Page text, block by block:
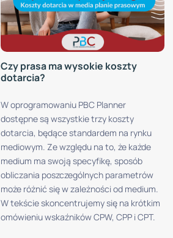
Czy prasa ma wysokie koszty
dotarcia?
W oprogramowaniu PBC Planner
dostępne są wszystkie trzy koszty
dotarcia, będące standardem na rynku
mediowym. Ze względu na to, że każde
medium ma swoją specyfikę, sposób
obliczania poszczególnych parametrów
może różnić się w zależności od medium.
W tekście skoncentrujemy się na krótkim
omówieniu wskaźników CPW, CPP i CPT.